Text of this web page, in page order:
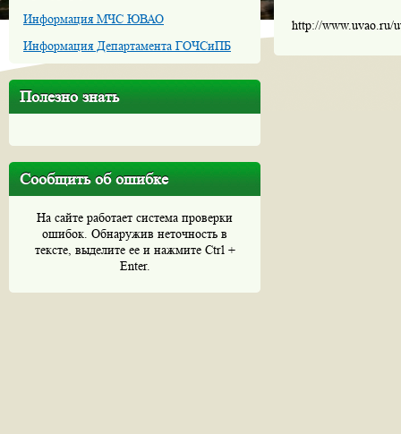
Информация МЧС ЮВАО
Информация Департамента ГОЧСиПБ
Полезно знать
Сообщить об ошибке
На сайте работает система проверки
ошибок. Обнаружив неточность в
тексте, выделите ее и нажмите Ctrl +
Enter.
http://www.uvao.ru/